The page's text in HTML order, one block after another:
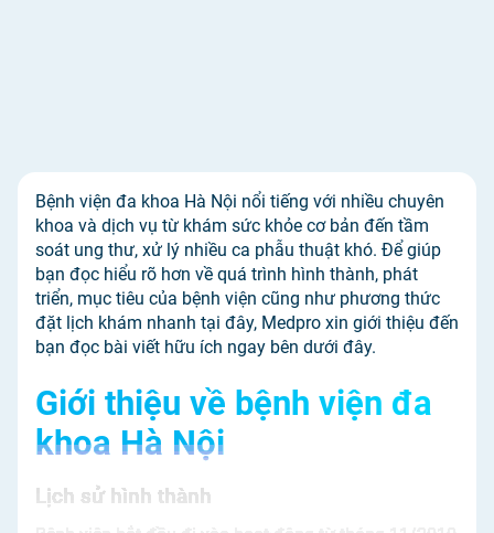
Bệnh viện đa khoa Hà Nội nổi tiếng với nhiều chuyên
khoa và dịch vụ từ khám sức khỏe cơ bản đến tầm
soát ung thư, xử lý nhiều ca phẫu thuật khó. Để giúp
bạn đọc hiểu rõ hơn về quá trình hình thành, phát
triển, mục tiêu của bệnh viện cũng như phương thức
đặt lịch khám nhanh tại đây, Medpro xin giới thiệu đến
bạn đọc bài viết hữu ích ngay bên dưới đây.
Giới thiệu về bệnh viện đa
khoa Hà Nội
Lịch sử hình thành